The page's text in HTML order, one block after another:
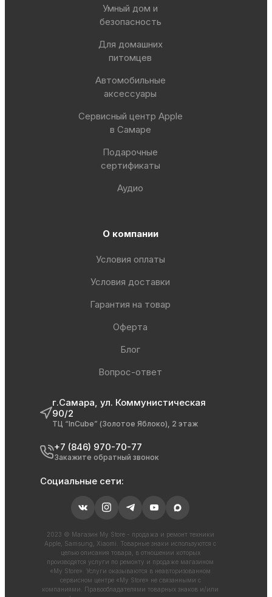
Умный дом и
безопасность
Для домашних
питомцев
Автомобильные
аксессуары
Сервисный центр Apple
в Самаре
Подарочные
сертификаты
Аудио
О компании
Условия оплаты
Условия доставки
Гарантия на товар
Оферта
Блог
Вопрос-ответ
г.Самара, ул. Коммунистическая
90/2
ТЦ “InCube” (Золотое Яблоко), 2 этаж
+7 (846) 970-70-77
Закажите обратный звонок
Социальные сети:
2023 © Магазин My Store - продажа и ремонт техники
Apple, Samsung, Xiaomi. Товарные знаки используются с
целью описания товара, в отношении которых
производятся услуги по ремонту и продаже магазином
«My Store». Услуги оказываются в неавторизованном
сервисном центре «My Store» не связанными с
компаниями. Правообладателями товарных знаков и/или